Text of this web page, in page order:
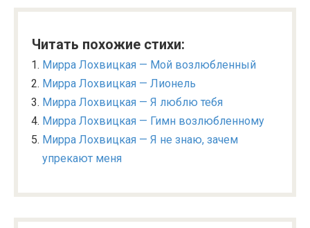
Читать похожие стихи:
Мирра Лохвицкая — Мой возлюбленный
Мирра Лохвицкая — Лионель
Мирра Лохвицкая — Я люблю тебя
Мирра Лохвицкая — Гимн возлюбленному
Мирра Лохвицкая — Я не знаю, зачем
упрекают меня